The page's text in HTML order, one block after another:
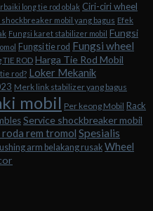
long tie rod oblak Ciri-ciri wheel
shockbreaker mobil yang bagus Efek
Fungsi karet stabilizer mobil Fungsi
Fungsi tie rod Fungsi wheel
ROD Harga Tie Rod Mobil
rod? Loker Mekanik
Merk link stabilizer yang bagus
mobil Per keong Mobil Rack
Service shockbreaker mobil
roda rem tromol Spesialis
arm belakang rusak Wheel